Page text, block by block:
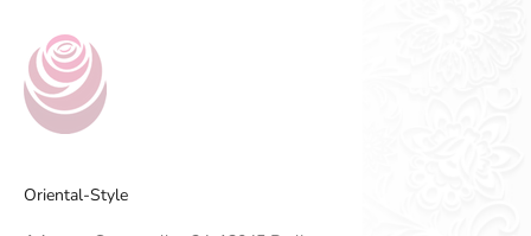
Oriental-Style